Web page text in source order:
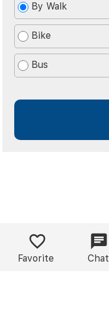
By Walk
Bike
Bus
Favorite Chat